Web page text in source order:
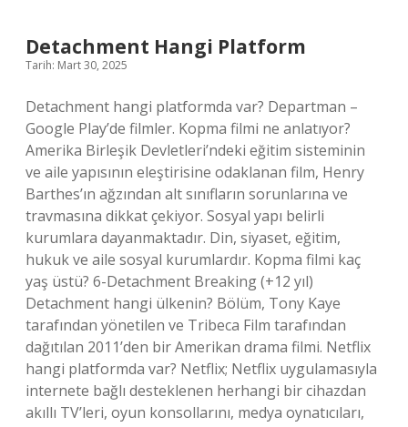
Detachment Hangi Platform
Tarih: Mart 30, 2025
Detachment hangi platformda var? Departman –
Google Play’de filmler. Kopma filmi ne anlatıyor?
Amerika Birleşik Devletleri’ndeki eğitim sisteminin
ve aile yapısının eleştirisine odaklanan film, Henry
Barthes’ın ağzından alt sınıfların sorunlarına ve
travmasına dikkat çekiyor. Sosyal yapı belirli
kurumlara dayanmaktadır. Din, siyaset, eğitim,
hukuk ve aile sosyal kurumlardır. Kopma filmi kaç
yaş üstü? 6-Detachment Breaking (+12 yıl)
Detachment hangi ülkenin? Bölüm, Tony Kaye
tarafından yönetilen ve Tribeca Film tarafından
dağıtılan 2011’den bir Amerikan drama filmi. Netflix
hangi platformda var? Netflix; Netflix uygulamasıyla
internete bağlı desteklenen herhangi bir cihazdan
akıllı TV’leri, oyun konsollarını, medya oynatıcıları,